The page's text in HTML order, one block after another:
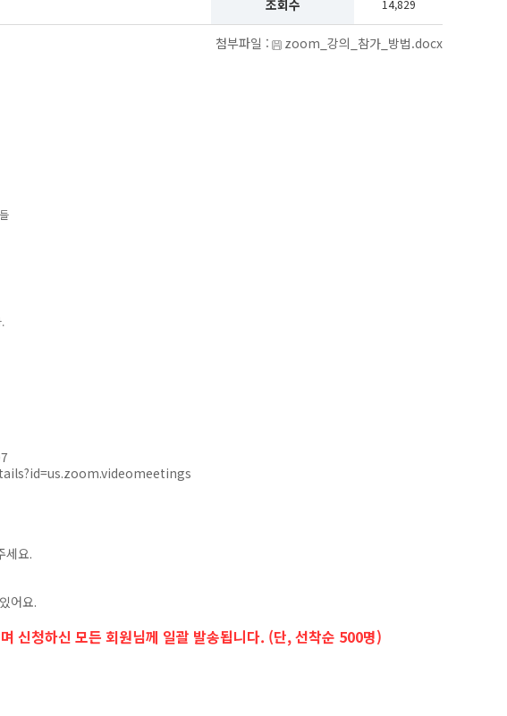
조회수 14,829
첨부파일 : zoom_강의_참가_방법.docx
세요.
어요.
신청하신 모든 회원님께 일괄 발송됩니다. (단, 선착순 500명)